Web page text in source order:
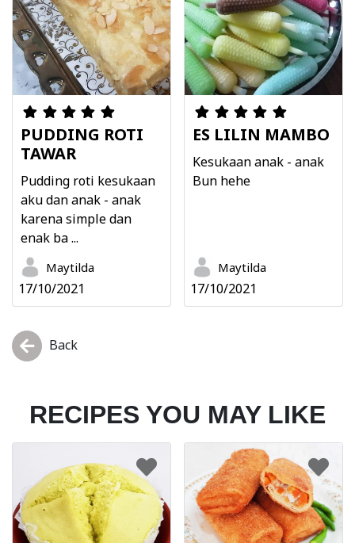
PUDDING ROTI
TAWAR
Pudding roti kesukaan
aku dan anak - anak
karena simple dan
enak ba ...
Maytilda
17/10/2021
ES LILIN MAMBO
Kesukaan anak - anak
Bun hehe
Maytilda
17/10/2021
Back
RECIPES YOU MAY LIKE